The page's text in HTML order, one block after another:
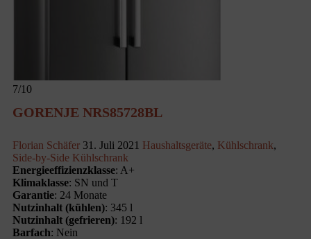
7/10
GORENJE NRS85728BL
Florian Schäfer 31. Juli 2021 Haushaltsgeräte, Kühlschrank,
Side-by-Side Kühlschrank
Energieeffizienzklasse: A+
Klimaklasse: SN und T
Garantie: 24 Monate
Nutzinhalt (kühlen): 345 l
Nutzinhalt (gefrieren): 192 l
Barfach: Nein